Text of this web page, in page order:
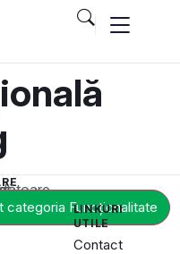
categoria Funcționalitate
LINKURI
UTILE
Contact